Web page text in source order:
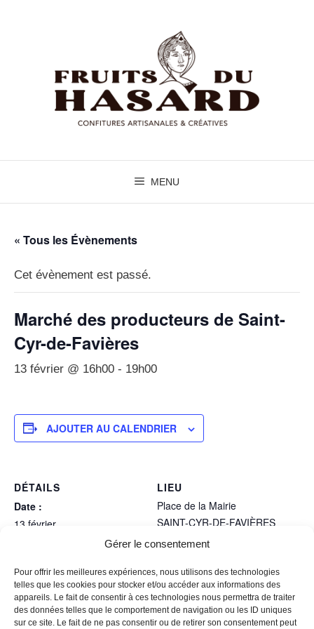
Gérer le consentement
Pour offrir les meilleures expériences, nous utilisons des technologies
telles que les cookies pour stocker et/ou accéder aux informations des
appareils. Le fait de consentir à ces technologies nous permettra de traiter
des données telles que le comportement de navigation ou les ID uniques
sur ce site. Le fait de ne pas consentir ou de retirer son consentement peut
MENU
« Tous les Évènements
Cet évènement est passé.
Marché des producteurs de Saint-
Cyr-de-Favières
13 février @ 16h00 - 19h00
AJOUTER AU CALENDRIER
DÉTAILS
Date :
13 février
LIEU
Place de la Mairie
SAINT-CYR-DE-FAVIÈRES
(42123), + Google Map
Marché de Noël Marché régulier à Cordelle